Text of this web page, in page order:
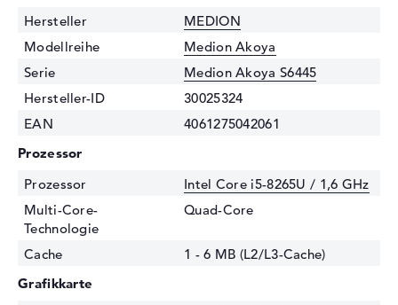
Hersteller
MEDION
Modellreihe
Medion Akoya
Serie
Medion Akoya S6445
Hersteller-ID
30025324
EAN
4061275042061
Prozessor
Prozessor
Intel Core i5-8265U / 1,6 GHz
Multi-Core-
Technologie
Quad-Core
Cache
1 - 6 MB (L2/L3-Cache)
Grafikkarte